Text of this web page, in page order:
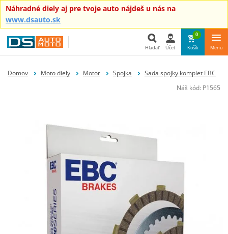
Náhradné diely aj pre tvoje auto nájdeš u nás na
www.dsauto.sk
Hľadať
Hľadať Účet
0
Košík Menu
Domov Moto diely Motor Spojka
Sada spojky komplet EBC
Náš kód: P1565